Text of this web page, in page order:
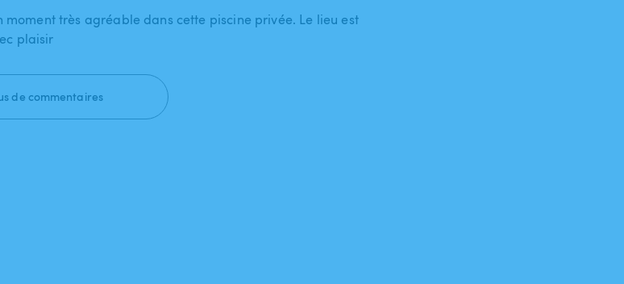
moment très agréable dans cette piscine privée. Le lieu est
plaisir
de commentaires